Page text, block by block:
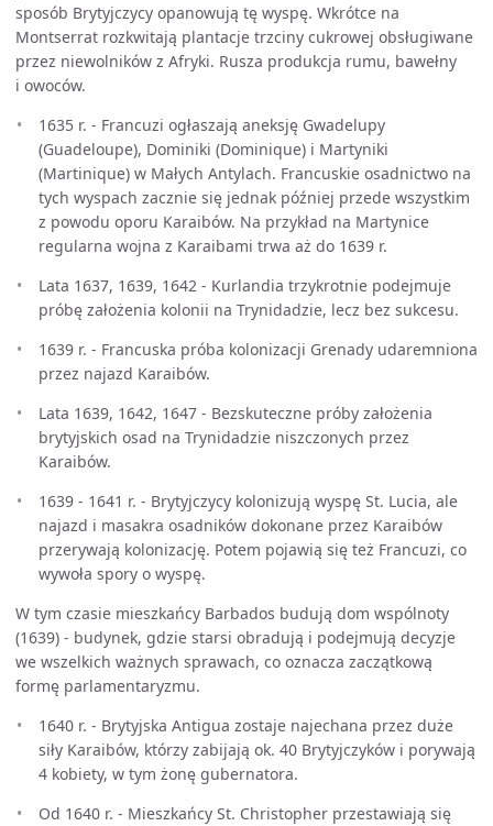
sposób Brytyjczycy opanowują tę wyspę. Wkrótce na
Montserrat rozkwitają plantacje trzciny cukrowej obsługiwane
przez niewolników z Afryki. Rusza produkcja rumu, bawełny
i owoców.
1635 r. - Francuzi ogłaszają aneksję Gwadelupy
(Guadeloupe), Dominiki (Dominique) i Martyniki
(Martinique) w Małych Antylach. Francuskie osadnictwo na
tych wyspach zacznie się jednak później przede wszystkim
z powodu oporu Karaibów. Na przykład na Martynice
regularna wojna z Karaibami trwa aż do 1639 r.
Lata 1637, 1639, 1642 - Kurlandia trzykrotnie podejmuje
próbę założenia kolonii na Trynidadzie, lecz bez sukcesu.
1639 r. - Francuska próba kolonizacji Grenady udaremniona
przez najazd Karaibów.
Lata 1639, 1642, 1647 - Bezskuteczne próby założenia
brytyjskich osad na Trynidadzie niszczonych przez
Karaibów.
1639 - 1641 r. - Brytyjczycy kolonizują wyspę St. Lucia, ale
najazd i masakra osadników dokonane przez Karaibów
przerywają kolonizację. Potem pojawią się też Francuzi, co
wywoła spory o wyspę.
W tym czasie mieszkańcy Barbados budują dom wspólnoty
(1639) - budynek, gdzie starsi obradują i podejmują decyzje
we wszelkich ważnych sprawach, co oznacza zaczątkową
formę parlamentaryzmu.
1640 r. - Brytyjska Antigua zostaje najechana przez duże
siły Karaibów, którzy zabijają ok. 40 Brytyjczyków i porywają
4 kobiety, w tym żonę gubernatora.
Od 1640 r. - Mieszkańcy St. Christopher przestawiają się